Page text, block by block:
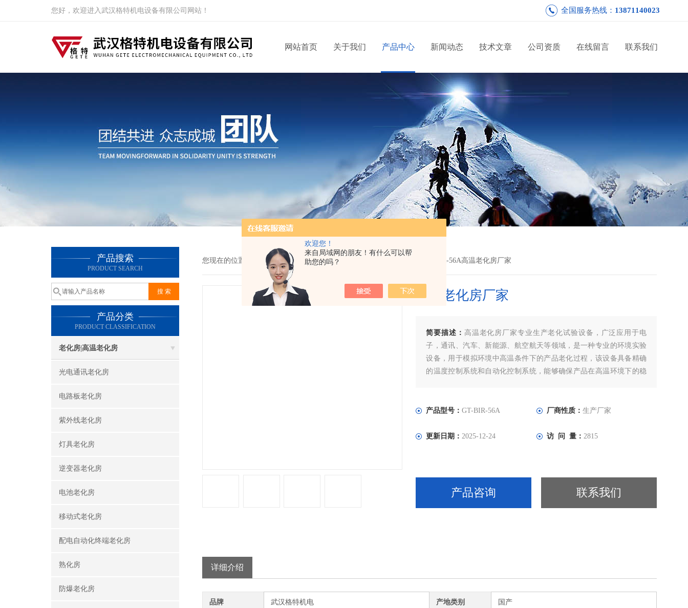
欢迎您！
来自局域网的朋友！有什么可以帮
助您的吗？
您好，欢迎进入武汉格特机电设备有限公司网站！ 全国服务热线： 13871140023
网站首页 关于我们 产品中心 新闻动态 技术文章 公司资质 在线留言 联系我们
产品搜索
PRODUCT SEARCH
产品分类
PRODUCT CLASSIFICATION
老化房|高温老化房
光电通讯老化房
电路板老化房
紫外线老化房
灯具老化房
逆变器老化房
电池老化房
移动式老化房
配电自动化终端老化房
熟化房
防爆老化房
您现在的位置： 首页 > 产品中心 >老化房|高温老化房 > GT-BIR-56A高温老化房厂家
高温老化房厂家
简要描述： 高温老化房厂家专业生产老化试验设备，广泛应用于电
子，通讯、汽车、新能源、航空航天等领域，是一种专业的环境实验
设备，用于模拟环境中高温条件下的产品老化过程，该设备具备精确
的温度控制系统和自动化控制系统，能够确保产品在高温环境下的稳
产品型号：GT-BIR-56A 厂商性质： 生产厂家
更新日期：2025-12-24 访 问 量： 2815
产品咨询 联系我们
详细介绍
品牌 武汉格特机电 产地类别 国产